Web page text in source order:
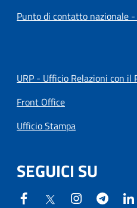
Punto di contatto nazionale
URP - Ufficio Relazioni con il
Front Office
Ufficio Stampa
SEGUICI SU